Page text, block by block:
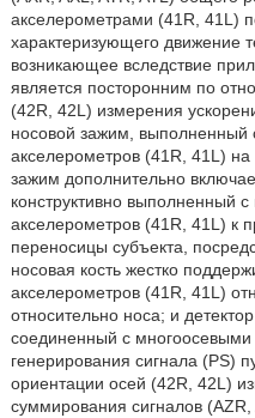
акселерометрами (41R, 41L)
характеризующего движение
возникающее вследствие
является посторонним по
(42R, 42L) измерения
носовой зажим, выполненный
акселерометров (41R, 41L)
зажим дополнительно
конструктивно выполненный
акселерометров (41R, 41L) к
переносицы субъекта,
носовая кость жестко
акселерометров (41R, 41L)
относительно носа; и
соединенный с
генерирования сигнала (PS)
ориентации осей (42R, 42L)
суммирования сигналов